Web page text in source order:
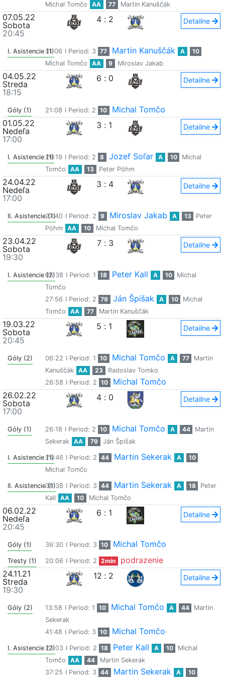
Michal Tomčo
AA 77 Martin Kanuščák
07.05.22
Sobota
20:45
4 : 2 Detailne
I. Asistencie (1)31:06 I Period: 3 77 Martin Kanuščák A
10
Michal Tomčo
AA 9 Miroslav Jakab
04.05.22
Streda
18:15
6 : 0 Detailne
Góly (1) 21:08 I Period: 2 10
Michal Tomčo
01.05.22
Nedeľa
17:00
3 : 1 Detailne
I. Asistencie (1)26:19 I Period: 2 8 Jozef Soľar A 10
Michal
Tomčo
AA 13 Peter Pöhm
24.04.22
Nedeľa
17:00
3 : 4 Detailne
II. Asistencie (1)
27:40 I Period: 2 9 Miroslav Jakab A 13
Peter
Pöhm
AA 10 Michal Tomčo
23.04.22
Sobota
19:30
7 : 3 Detailne
I. Asistencie (2)05:38 I Period: 1 18 Peter Kall A 10
Michal
Tomčo
27:56 I Period: 2 79 Ján Špišak A 10
Michal
Tomčo
AA 77 Martin Kanuščák
19.03.22
Sobota
20:45
5 : 1 Detailne
Góly (2) 06:22 I Period: 1 10 Michal Tomčo A 77
Martin
Kanuščák
AA 23
Radoslav Tomko
26:58 I Period: 2 10
Michal Tomčo
26.02.22
Sobota
17:00
4 : 0 Detailne
Góly (1) 26:18 I Period: 2 10 Michal Tomčo A 44
Martin
Sekerak
AA 79 Ján Špišak
I. Asistencie (1)25:46 I Period: 2 44 Martin Sekerak A
10
Michal Tomčo
II. Asistencie (1)
38:38 I Period: 3 44 Martin Sekerak A 18
Peter
Kall
AA 10 Michal Tomčo
06.02.22
Nedeľa
20:45
6 : 1 Detailne
Góly (1) 36:30 I Period: 3 10 Michal Tomčo
Tresty (1) 20:06 I Period: 2 2min
podrazenie
24.11.21
Streda
19:30
12 : 2 Detailne
Góly (2) 13:58 I Period: 1 10 Michal Tomčo A 44
Martin
Sekerak
41:48 I Period: 3 10 Michal Tomčo
I. Asistencie (2)23:03 I Period: 2 18 Peter Kall A 10
Michal
Tomčo
AA 44
Martin Sekerak
37:25 I Period: 3 44 Martin Sekerak A
10